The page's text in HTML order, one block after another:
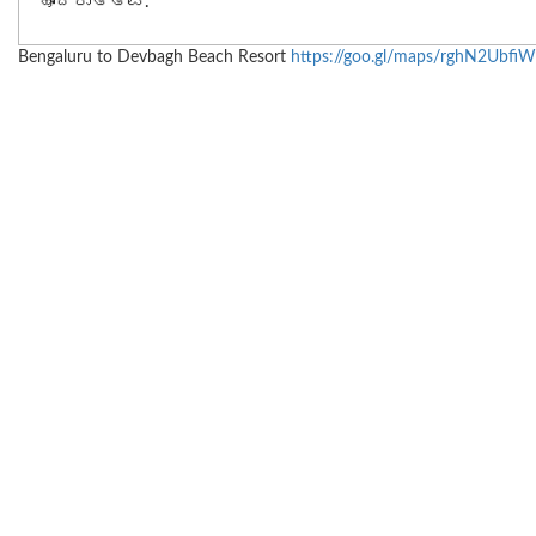
Bengaluru to Devbagh Beach Resort https://goo.gl/maps/